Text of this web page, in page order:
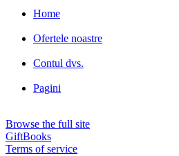
Home
Ofertele noastre
Contul dvs.
Pagini
Browse the full site
GiftBooks
Terms of service